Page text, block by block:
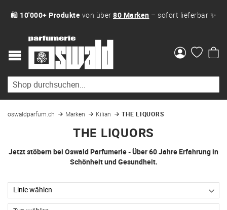
🛍 10'000+ Produkte von über 80 Marken – sofort lieferbar ✨
oswaldparfum.ch Marken Kilian THE LIQUORS
THE LIQUORS
Jetzt stöbern bei Oswald Parfumerie - Über 60 Jahre Erfahrung in
Schönheit und Gesundheit.